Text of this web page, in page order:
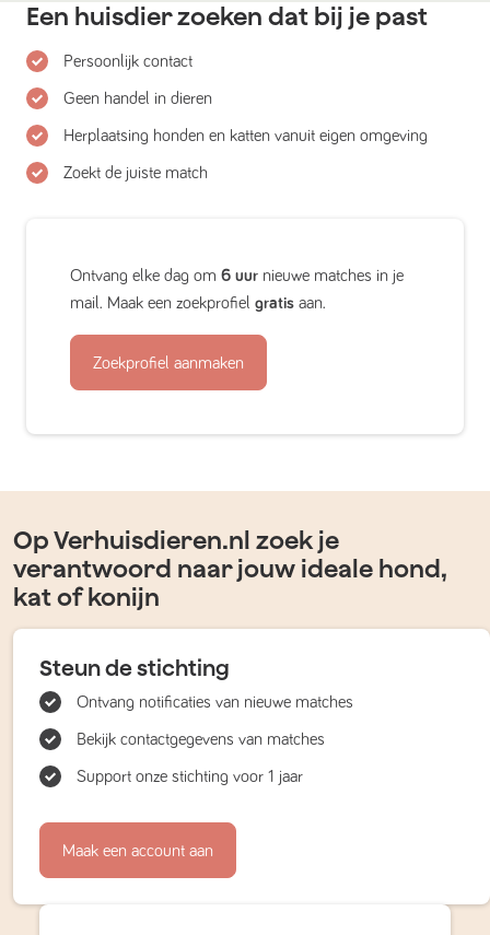
Een huisdier zoeken dat bij je past
Persoonlijk contact
Geen handel in dieren
Herplaatsing honden en katten vanuit eigen omgeving
Zoekt de juiste match
Ontvang elke dag om 6 uur nieuwe matches in je
mail. Maak een zoekprofiel gratis aan.
Zoekprofiel aanmaken
Op Verhuisdieren.nl zoek je
verantwoord naar jouw ideale hond,
kat of konijn
Steun de stichting
Ontvang notificaties van nieuwe matches
Bekijk contactgegevens van matches
Support onze stichting voor 1 jaar
Maak een account aan